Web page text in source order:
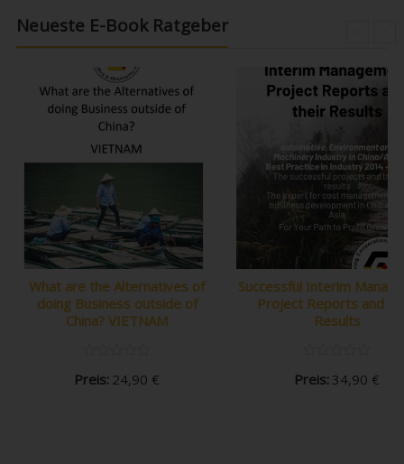
Neueste E-Book Ratgeber
What are the Alternatives of
doing Business outside of
China? VIETNAM
Preis:24,90 €
Successful Interim
Project Reports and
Results
Preis:34,90 €